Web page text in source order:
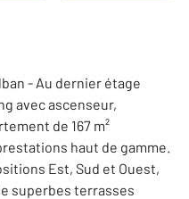
- Au dernier étage
avec ascenseur,
de 167 m²
haut de gamme.
Est, Sud et Ouest,
superbes terrasses